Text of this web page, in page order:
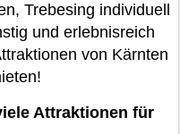
Trebesing individuell
und erlebnisreich
von Kärnten
Attraktionen für